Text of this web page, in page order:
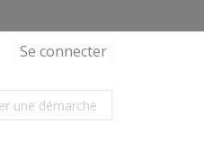
Se connecter